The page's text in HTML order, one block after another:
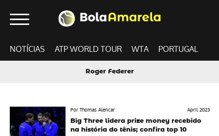
NOTÍCIAS ATP WORLD TOUR WTA PORTUGAL
Roger Federer
Por Thomas Alencar
April 2023
Big Three lidera prize money recebido
na história do tênis; confira top 10